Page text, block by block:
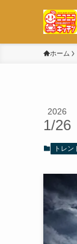
ホーム
2026
1/26
トレン